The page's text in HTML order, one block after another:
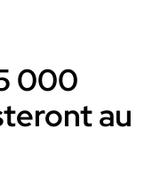
000
au